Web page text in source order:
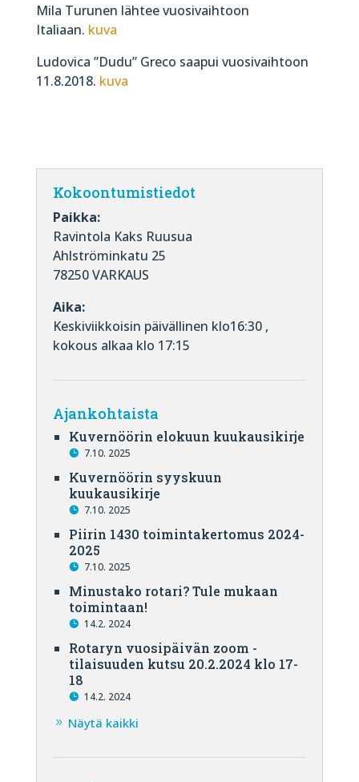
Mila Turunen lähtee vuosivaihtoon
Italiaan. kuva
Ludovica ”Dudu” Greco saapui vuosivaihtoon
11.8.2018. kuva
Kokoontumistiedot
Paikka:
Ravintola Kaks Ruusua
Ahlströminkatu 25
78250 VARKAUS
Aika:
Keskiviikkoisin päivällinen klo16:30 ,
kokous alkaa klo 17:15
Ajankohtaista
Kuvernöörin elokuun kuukausikirje
7.10. 2025
Kuvernöörin syyskuun
kuukausikirje
7.10. 2025
Piirin 1430 toimintakertomus 2024-
2025
7.10. 2025
Minustako rotari? Tule mukaan
toimintaan!
14.2. 2024
Rotaryn vuosipäivän zoom -
tilaisuuden kutsu 20.2.2024 klo 17-
18
14.2. 2024
Näytä kaikki